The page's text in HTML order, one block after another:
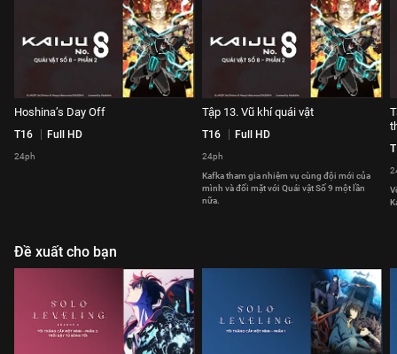
Hoshina’s Day Off
T16 Full HD
24ph
Tập 13. Vũ khí quái vật
T16 Full HD
24ph
Kafka tham gia nhiệm vụ cùng đội mới của
mình và đối mặt với Quái vật Số 9 một lần
nữa.
Đề xuất cho bạn